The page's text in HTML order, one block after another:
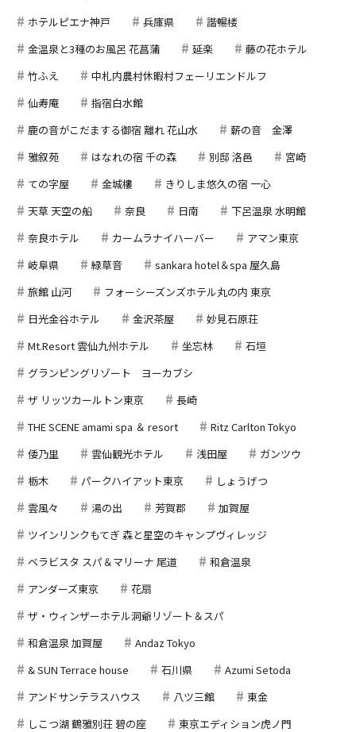
ホテルピエナ神戸
兵庫県
諧暢楼
金温泉と3種のお風呂 花菖蒲
延楽
藤の花ホテル
竹ふえ
中札内農村休暇村フェーリエンドルフ
仙寿庵
指宿白水館
鹿の音がこだまする御宿 離れ 花山水
薪の音 金澤
雅叙苑
はなれの宿 千の森 別邸 洛邑
宮崎
ての字屋
金城樓
きりしま悠久の宿 一心
天草 天空の船
奈良 日南
下呂温泉 水明館
奈良ホテル
カームラナイハーバー
アマン東京
岐阜県
緑草音
sankara hotel＆spa 屋久島
旅館 山河
フォーシーズンズホテル丸の内 東京
日光金谷ホテル
金沢茶屋
妙見石原荘
Mt.Resort 雲仙九州ホテル
坐忘林
石垣
グランピングリゾート ヨーカブシ
ザ リッツカールトン東京
長崎
THE SCENE amami spa ＆ resort
Ritz Carlton Tokyo
倭乃里
雲仙観光ホテル 浅田屋
ガンツウ
栃木
パークハイアット東京
しょうげつ
雲風々
湯の出 芳賀郡
加賀屋
ツインリンクもてぎ 森と星空のキャンプヴィレッジ
ベラビスタ スパ＆マリーナ 尾道
和倉温泉
アンダーズ東京
花扇
ザ・ウィンザーホテル洞爺リゾート＆スパ
和倉温泉 加賀屋
Andaz Tokyo
& SUN Terrace house
石川県
Azumi Setoda
アンドサンテラスハウス
八ツ三館
東金
しこつ湖 鶴雅別荘 碧の座
東京エディション虎ノ門